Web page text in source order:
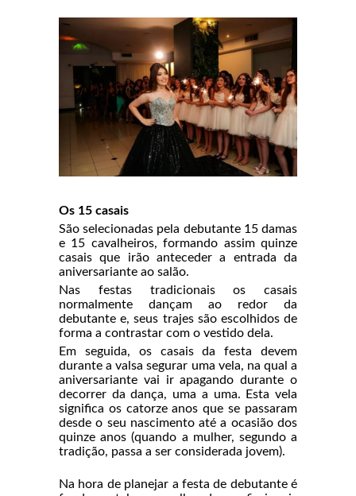
Os 15 casais
São selecionadas pela debutante 15 damas
e 15 cavalheiros, formando assim quinze
casais que irão anteceder a entrada da
aniversariante ao salão.
Nas festas tradicionais os casais
normalmente dançam ao redor da
debutante e, seus trajes são escolhidos de
forma a contrastar com o vestido dela.
Em seguida, os casais da festa devem
durante a valsa segurar uma vela, na qual a
aniversariante vai ir apagando durante o
decorrer da dança, uma a uma. Esta vela
significa os catorze anos que se passaram
desde o seu nascimento até a ocasião dos
quinze anos (quando a mulher, segundo a
tradição, passa a ser considerada jovem).
Na hora de planejar a festa de debutante é